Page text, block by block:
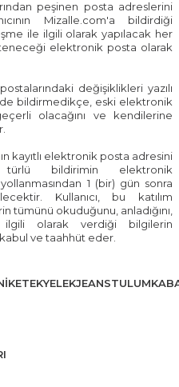
peşinen posta adreslerini
Mizalle.com'a bildirdiği
ile ilgili olarak yapılacak her
elektronik posta olarak
değişiklikleri yazılı
bildirmedikçe, eski elektronik
olacağını ve kendilerine
kayıtlı elektronik posta adresini
bildirimin elektronik
1 (bir) gün sonra
Kullanıcı, bu katılım
tümünü okuduğunu, anladığını,
olarak verdiği bilgilerin
ve taahhüt eder.
ETEKYELEKJEANSTULUM